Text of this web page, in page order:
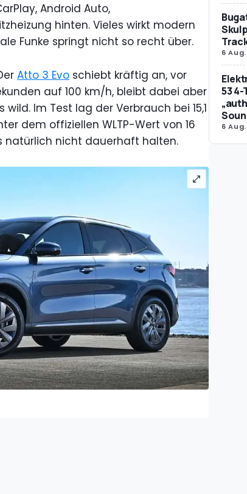
Android Auto,
hinten. Vieles wirkt modern
Funke springt nicht so recht über.
Atto 3 Evo schiebt kräftig an, vor
auf 100 km/h, bleibt dabei aber
Im Test lag der Verbrauch bei 15,1
dem offiziellen WLTP-Wert von 16
natürlich nicht dauerhaft halten.
6 Aug.
53
6 Aug.